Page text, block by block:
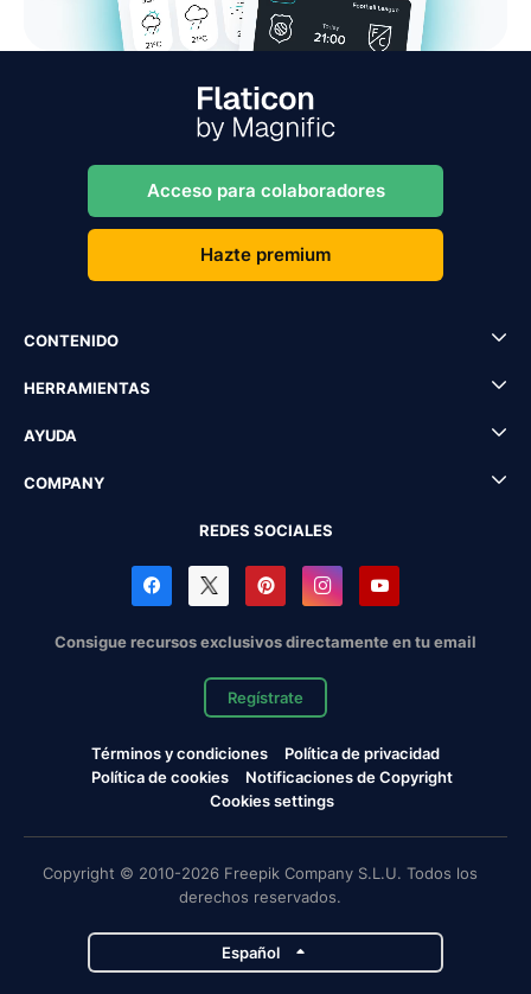
Acceso para colaboradores
Hazte premium
CONTENIDO
HERRAMIENTAS
AYUDA
COMPANY
REDES SOCIALES
Consigue recursos exclusivos directamente en tu email
Regístrate
Términos y condiciones
Política de privacidad
Política de cookies
Notificaciones de Copyright
Cookies settings
Copyright © 2010-2026 Freepik Company S.L.U. Todos los
derechos reservados.
Español